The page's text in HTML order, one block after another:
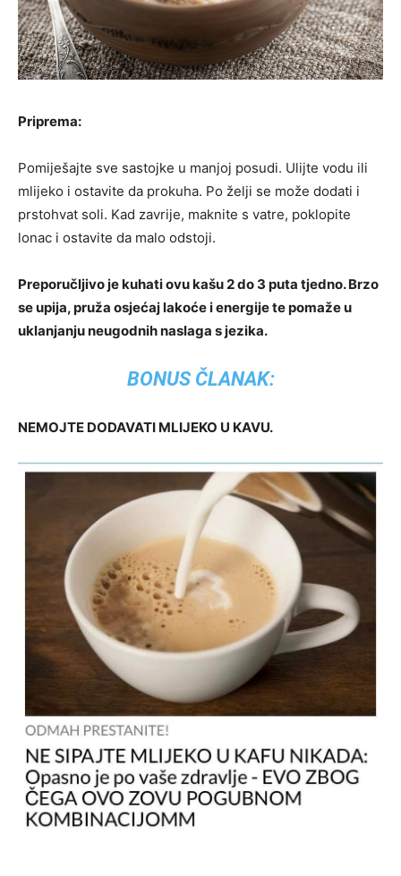
Priprema:
Pomiješajte sve sastojke u manjoj posudi. Ulijte vodu ili
mlijeko i ostavite da prokuha. Po želji se može dodati i
prstohvat soli. Kad zavrije, maknite s vatre, poklopite
lonac i ostavite da malo odstoji.
Preporučljivo je kuhati ovu kašu 2 do 3 puta tjedno. Brzo
se upija, pruža osjećaj lakoće i energije te pomaže u
uklanjanju neugodnih naslaga s jezika.
BONUS ČLANAK:
NEMOJTE DODAVATI MLIJEKO U KAVU.